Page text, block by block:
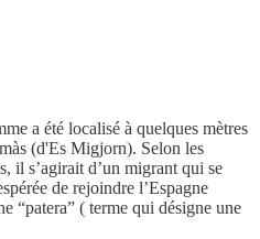
a été localisé à quelques mètres
(d'Es Migjorn). Selon les
il s’agirait d’un migrant qui se
de rejoindre l’Espagne
“patera” ( terme qui désigne une